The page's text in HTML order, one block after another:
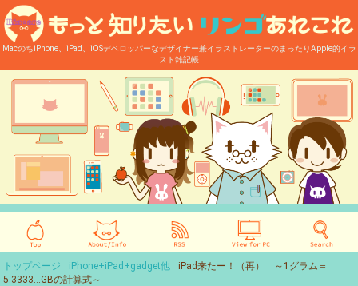
MacのちiPhone、iPad、iOSデベロッパーなデザイナー兼イラストレーターのまったりApple的イラ
スト雑記帳
トップページ iPhone+iPad+gadget他
iPad来たー！（再） ～1グラム＝
5.3333…GBの計算式～